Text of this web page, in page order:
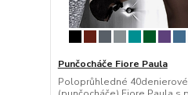
Punčocháče Fiore Paula
Poloprůhledné